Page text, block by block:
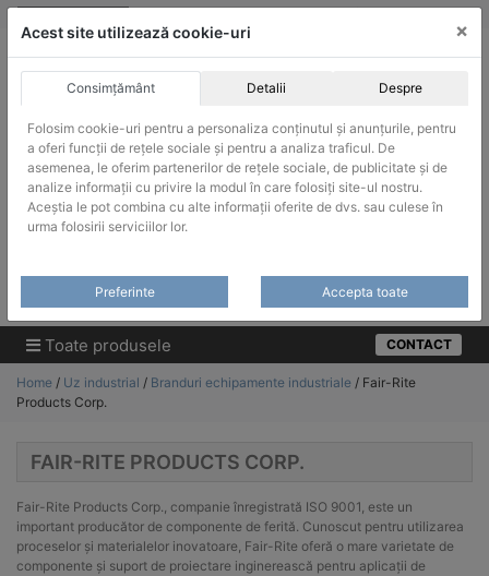
Skip
ACHIZITII PUBLICE
Produsele pot fi achizitionate si in sistemul SEAP / SICAP
Products
Toate produsele CONTACT
Home / Uz industrial / Branduri echipamente industriale / Fair-Rite
Products Corp.
FAIR-RITE PRODUCTS CORP.
Fair-Rite Products Corp., companie înregistrată ISO 9001, este un
important producător de componente de ferită. Cunoscut pentru utilizarea
proceselor și materialelor inovatoare, Fair-Rite oferă o mare varietate de
componente și suport de proiectare inginerească pentru aplicații de
Acest site utilizează cookie-uri ×
Consimțământ Detalii Despre
Folosim cookie-uri pentru a personaliza conținutul și anunțurile, pentru
a oferi funcții de rețele sociale și pentru a analiza traficul. De
asemenea, le oferim partenerilor de rețele sociale, de publicitate și de
analize informații cu privire la modul în care folosiți site-ul nostru.
Aceștia le pot combina cu alte informații oferite de dvs. sau culese în
urma folosirii serviciilor lor.
Preferinte Accepta toate